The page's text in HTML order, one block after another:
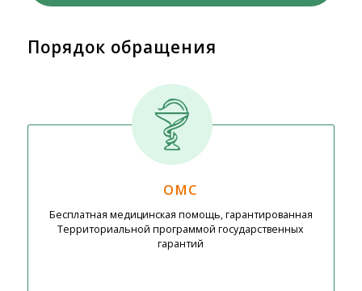
Порядок обращения
ОМС
Бесплатная медицинская помощь, гарантированная
Территориальной программой государственных
гарантий